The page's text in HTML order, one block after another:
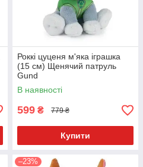
Роккі цуценя м'яка іграшка
(15 см) Щенячий патруль
Gund
В наявності
599 ₴ 779 ₴
Купити
–23%